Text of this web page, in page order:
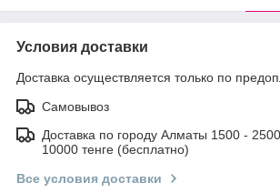
Условия доставки
Доставка осуществляется только по
Самовывоз
Доставка по городу Алматы 1500 -
10000 тенге (бесплатно)
Все условия доставки